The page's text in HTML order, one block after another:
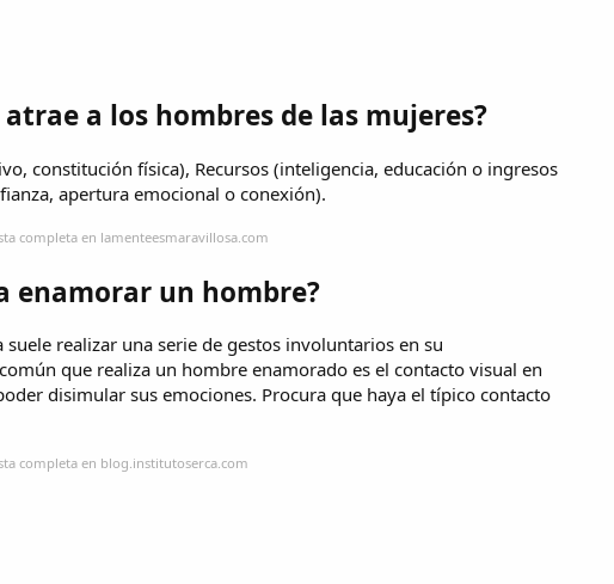
a los hombres de las mujeres?
constitución física), Recursos (inteligencia, educación o ingresos
apertura emocional o conexión).
completa en lamenteesmaravillosa.com
enamorar un hombre?
realizar una serie de gestos involuntarios en su
que realiza un hombre enamorado es el contacto visual en
disimular sus emociones. Procura que haya el típico contacto
completa en blog.institutoserca.com